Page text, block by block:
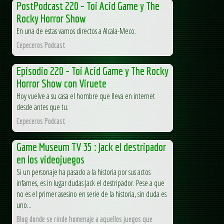
PostPodcast 220 – Toi Acid Game y The
Rocky Horror Show
En una de estas vamos directos a Alcala-Meco.
Cepeceros Podcast
Episodio 220 – Toi Acid Game y The Rocky
Horror Show con Viruete
Hoy vuelve a su casa el hombre que lleva en internet
desde antes que tu.
Cepeceros Podcast
Game Museum TV 35 : Jack el destripador
en los videojuegos
Si un personaje ha pasado a la historia por sus actos
infames, es in lugar dudas Jack el destripador. Pese a que
no es el primer asesino en serie de la historia, sin duda es
uno...
Blog donde se rinde homenaje a aquellos juegos que